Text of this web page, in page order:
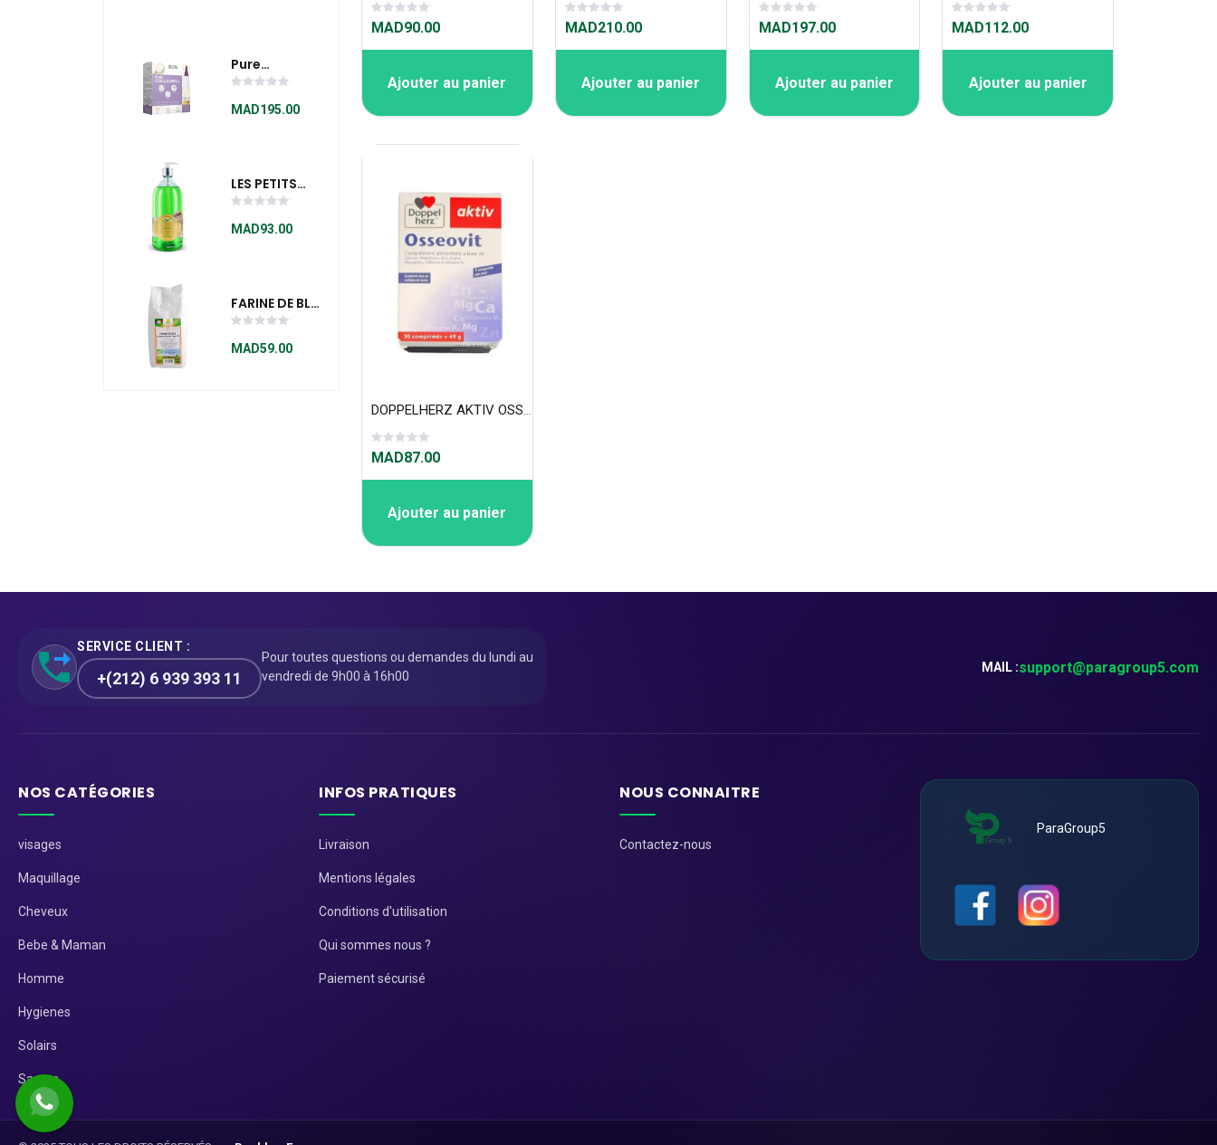
MAD90.00
Ajouter au panier
MAD210.00
Ajouter au panier
MAD197.00
Ajouter au panier
MAD112.00
Ajouter au panier
DOPPELHERZ AKTIV OSSEOVIT 30 cps
MAD87.00
Ajouter au panier
Pure
Collagène +
Programme
MAD195.00
LES PETITS
BAINS DE
PROVENCE
MAD93.00
FARINE DE BLE
INTEGRALE
GRAHAM 1KG
MAD59.00
SERVICE CLIENT :
+(212) 6 939 393 11
Pour toutes questions ou demandes du lundi au
vendredi de 9h00 à 16h00
MAIL :support@paragroup5.com
NOS CATÉGORIES
visages
Maquillage
Cheveux
Bebe & Maman
Homme
Hygienes
Solairs
Santes
INFOS PRATIQUES
Livraison
Mentions légales
Conditions d'utilisation
Qui sommes nous ?
Paiement sécurisé
NOUS CONNAITRE
Contactez-nous
ParaGroup5